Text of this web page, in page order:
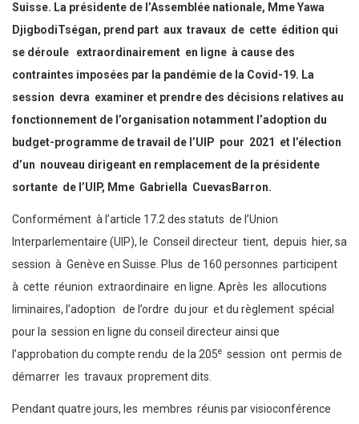
Suisse. La présidente de l’Assemblée nationale, Mme Yawa
DjigbodiTségan, prend part aux travaux de cette édition qui
se déroule extraordinairement en ligne à cause des
contraintes imposées par la pandémie de la Covid-19. La
session devra examiner et prendre des décisions relatives au
fonctionnement de l’organisation notamment l’adoption du
budget-programme de travail de l’UIP pour 2021 et l’élection
d’un nouveau dirigeant en remplacement de la présidente
sortante de l’UIP, Mme Gabriella CuevasBarron.
Conformément à l’article 17.2 des statuts de l’Union
Interparlementaire (UIP), le Conseil directeur tient, depuis hier, sa
session à Genève en Suisse. Plus de 160 personnes participent
à cette réunion extraordinaire en ligne. Après les allocutions
liminaires, l’adoption de l’ordre du jour et du règlement spécial
pour la session en ligne du conseil directeur ainsi que
l’approbation du compte rendu de la 205e session ont permis de
démarrer les travaux proprement dits.
Pendant quatre jours, les membres réunis par visioconférence